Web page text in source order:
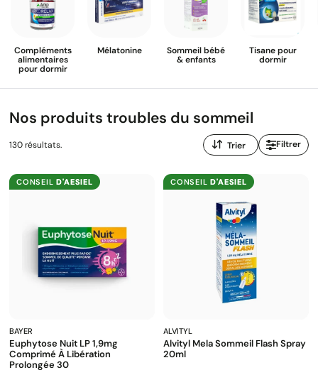
Compléments
alimentaires
pour dormir
Mélatonine
Sommeil bébé
& enfants
Tisane pour
dormir
Nos produits troubles du sommeil
130 résultats.
Trier
par
:
Filtrer
CONSEILD'AESIEL
BAYER
Euphytose Nuit LP 1,9mg
Comprimé À Libération
Prolongée 30
CONSEILD'AESIEL
ALVITYL
Alvityl Mela Sommeil Flash Spray
20ml